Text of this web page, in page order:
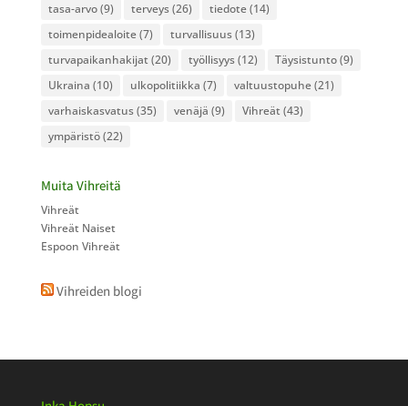
tasa-arvo(9) terveys(26) tiedote(14)
toimenpidealoite(7) turvallisuus(13)
turvapaikanhakijat (20) työllisyys(12) Täysistunto(9)
Ukraina (10) ulkopolitiikka (7) valtuustopuhe(21)
varhaiskasvatus(35) venäjä (9) Vihreät (43)
ympäristö(22)
Muita Vihreitä
Vihreät
Vihreät Naiset
Espoon Vihreät
Vihreiden blogi